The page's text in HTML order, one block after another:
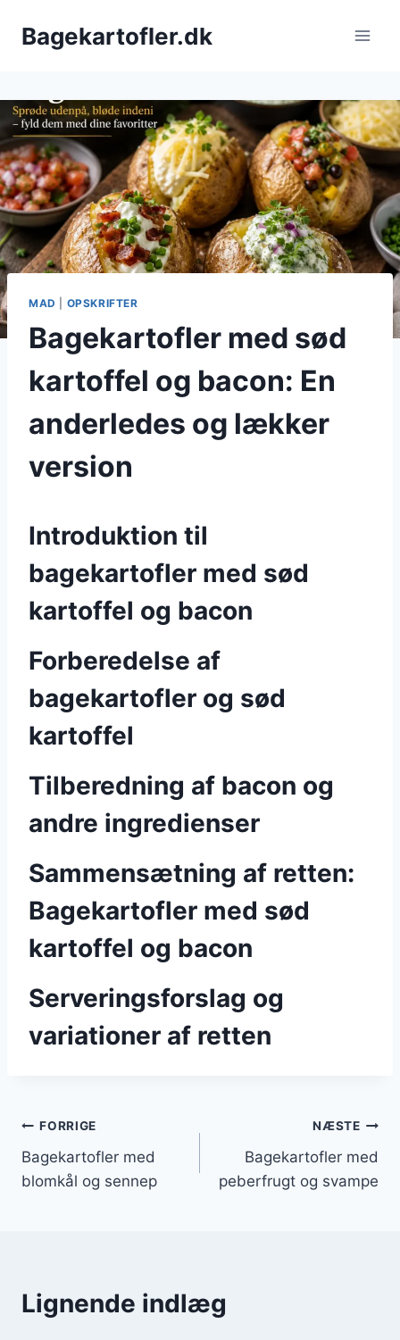
Bagekartofler.dk
MAD OPSKRIFTER
Bagekartofler med sød
kartoffel og bacon: En
anderledes og lækker
version
Introduktion til
bagekartofler med sød
kartoffel og bacon
Forberedelse af
bagekartofler og sød
kartoffel
Tilberedning af bacon og
andre ingredienser
Sammensætning af retten:
Bagekartofler med sød
kartoffel og bacon
Serveringsforslag og
variationer af retten
Indlægsnavigation
FORRIGE
Bagekartofler med
blomkål og sennep
NÆSTE
Bagekartofler med
peberfrugt og svampe
Lignende indlæg